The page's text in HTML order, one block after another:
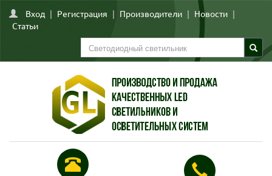
Вход | Регистрация | Производители | Новости |
Статьи